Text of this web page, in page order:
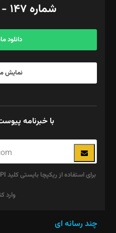
آگهی و مشترکین: ۰۹۱۹۹۹۹۰۴۵۴
شماره ۱۴۷ - مرداد ۱۴۰۵
دانلود
نمایش
با خبرنامه
وارد
چند رسانه ای